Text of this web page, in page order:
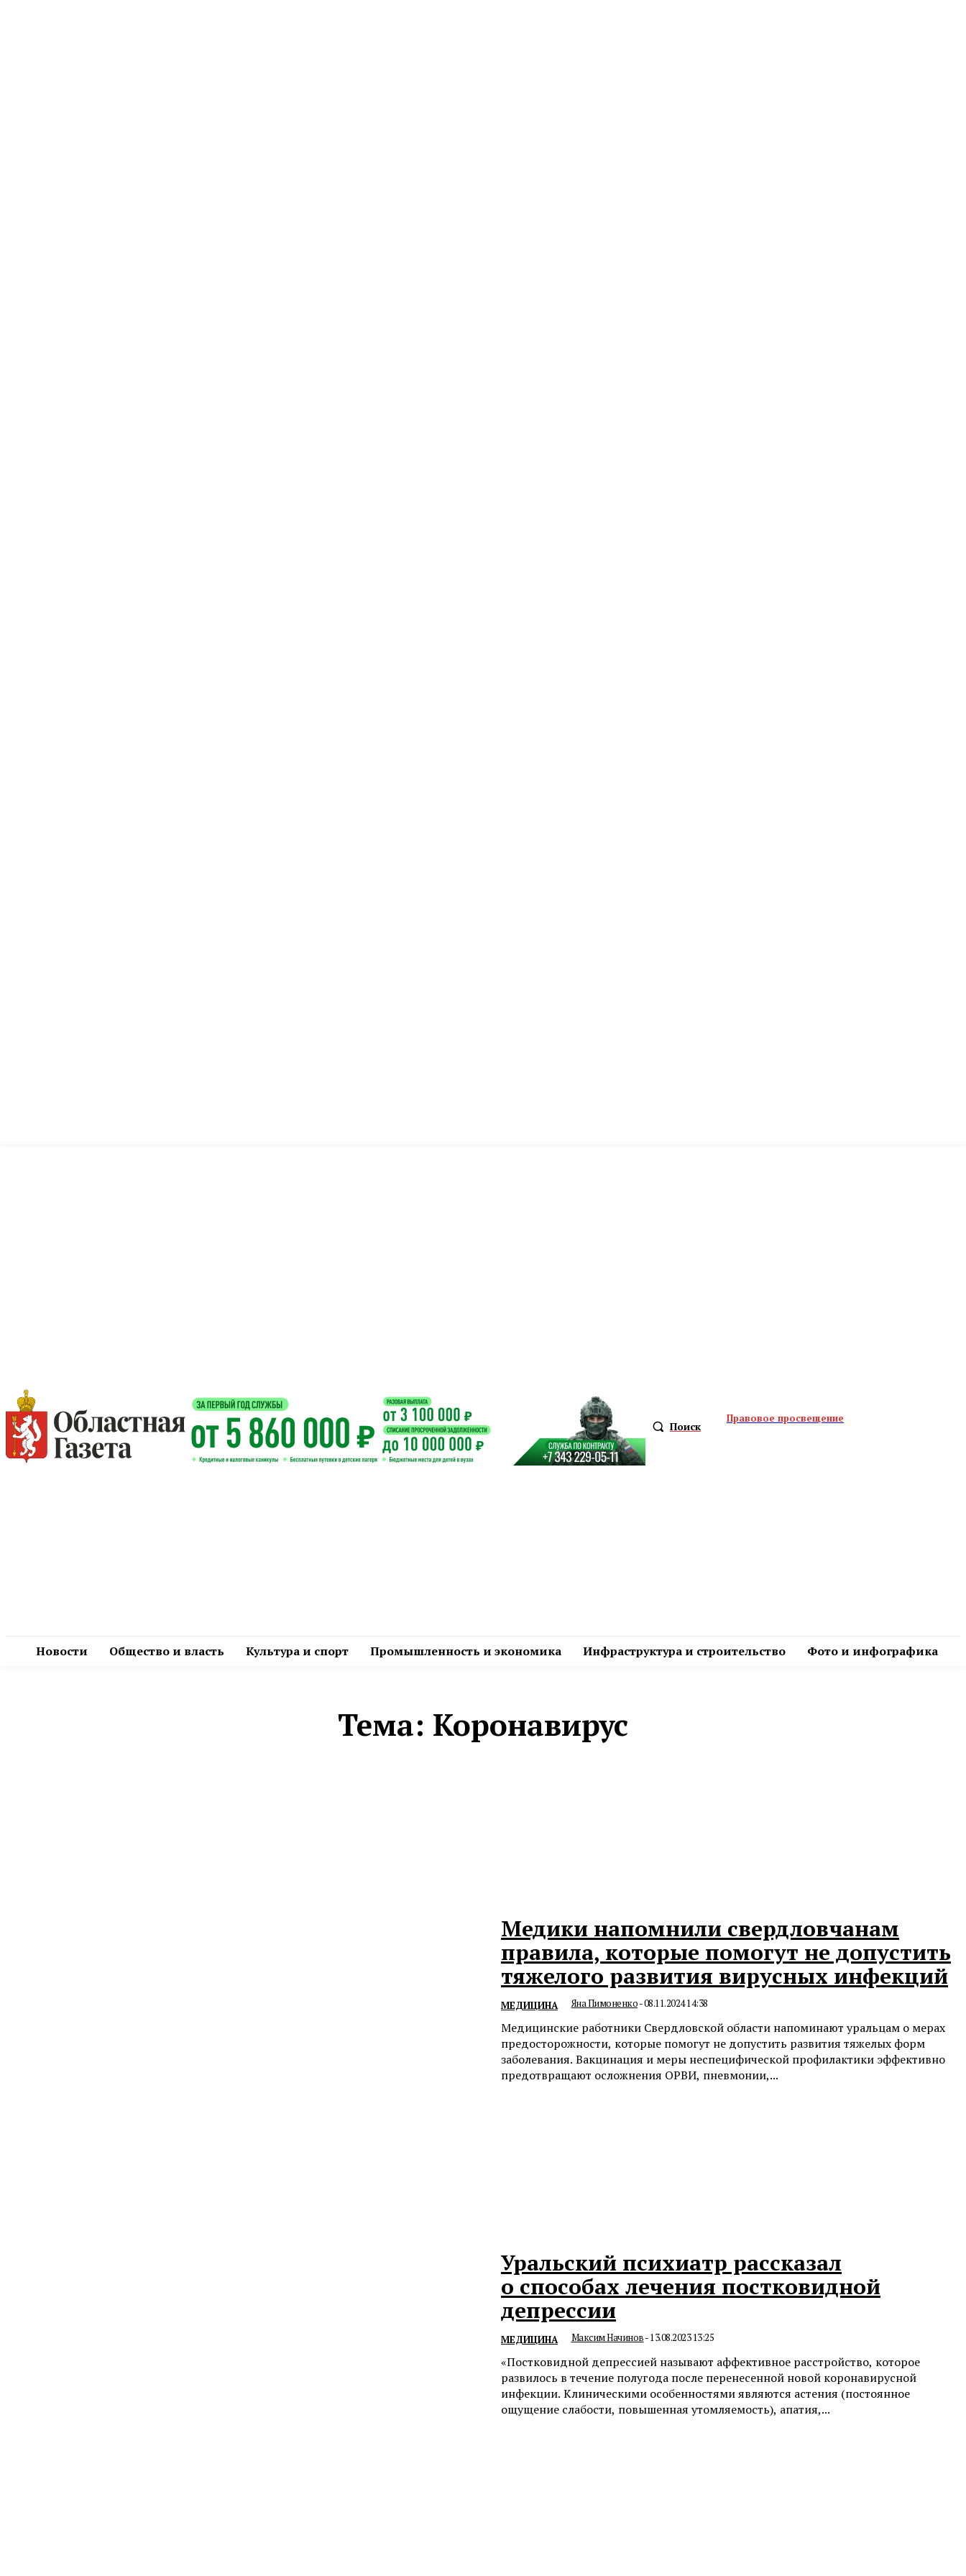
Поиск
Правовое просвещение
Новости Общество и власть Культура и спорт Промышленность и экономика Инфраструктура и строительство Фото и инфографика
Тема: Коронавирус
Медики напомнили свердловчанам
правила, которые помогут не допустить
тяжелого развития вирусных инфекций
МЕДИЦИНА Яна Пимоненко-08.11.2024 14:38
Медицинские работники Свердловской области напоминают уральцам о мерах
предосторожности, которые помогут не допустить развития тяжелых форм
заболевания. Вакцинация и меры неспецифической профилактики эффективно
предотвращают осложнения ОРВИ, пневмонии,...
Уральский психиатр рассказал
о способах лечения постковидной
депрессии
МЕДИЦИНА Максим Начинов-13.08.2023 13:25
«Постковидной депрессией называют аффективное расстройство, которое
развилось в течение полугода после перенесенной новой коронавирусной
инфекции. Клиническими особенностями являются астения (постоянное
ощущение слабости, повышенная утомляемость), апатия,...